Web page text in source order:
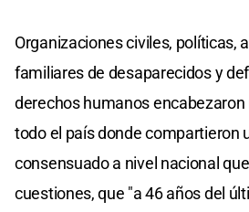
Organizaciones civiles, políticas,
familiares de desaparecidos y
derechos humanos
todo el país donde compartieron
consensuado a nivel nacional
cuestiones, que "a 46 años del